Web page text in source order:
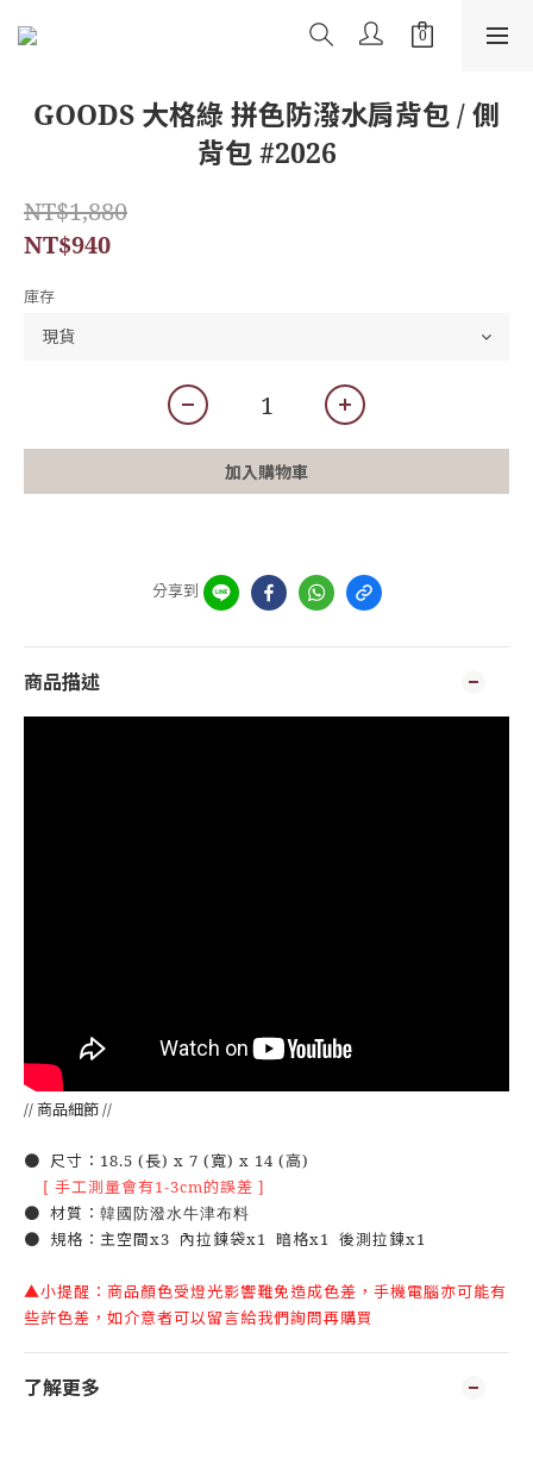
GOODS 大格綠 拼色防潑水肩背包 / 側
背包 #2026
NT$1,880
NT$940
庫存
加入購物車
分享到
商品描述
// 商品細節 //
● 尺寸：18.5 (長) x 7 (寬) x 14 (高)
[ 手工測量會有1-3cm的誤差 ]
● 材質： 韓國防潑水牛津布料
● 規格：主空間x3 內拉鍊袋x1 暗格x1 後測拉鍊x1
▲小提醒：商品顏色受燈光影響難免造成色差，手機電腦亦可能有
些許色差，如介意者可以留言給我們詢問再購買
了解更多